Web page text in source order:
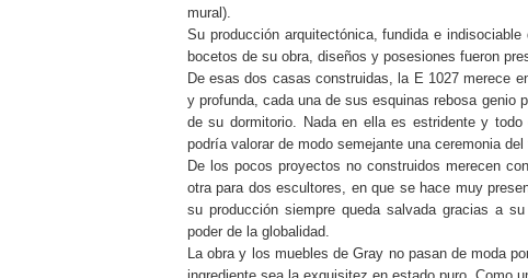
mural).
Su producción arquitectónica, fundida e
bocetos de su obra, diseños y posesiones fueron
De esas dos casas construidas, la E 1027 merece
y profunda, cada una de sus esquinas rebosa genio
de su dormitorio. Nada en ella es estridente y
podría valorar de modo semejante una ceremonia del
De los pocos proyectos no construidos merecen
otra para dos escultores, en que se hace muy
su producción siempre queda salvada gracias a
poder de la globalidad.
La obra y los muebles de Gray no pasan de moda
ingrediente sea la exquisitez en estado puro. Como